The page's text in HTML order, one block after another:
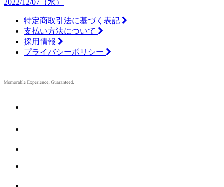
2022/12/07（水）
特定商取引法に基づく表記
支払い方法について
採用情報
プライバシーポリシー